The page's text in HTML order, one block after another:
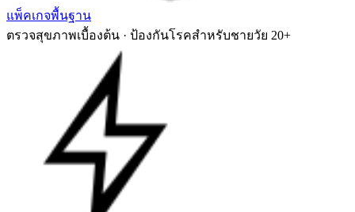
แพ็คเกจพื้นฐาน
ตรวจสุขภาพเบื้องต้น · ป้องกันโรคสำหรับชายวัย 20+